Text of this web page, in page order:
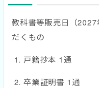
教科書等販売日（
だくもの
戸籍抄本 1通
卒業証明書 1通